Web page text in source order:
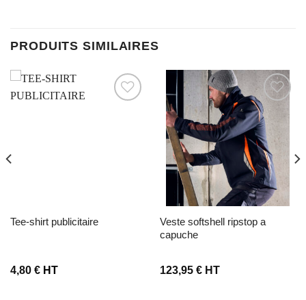
PRODUITS SIMILAIRES
tee-shirt publicitaire
4,80 €HT
Ajouter à la liste d’envies
veste softshell ripstop a
capuche
123,95 €HT